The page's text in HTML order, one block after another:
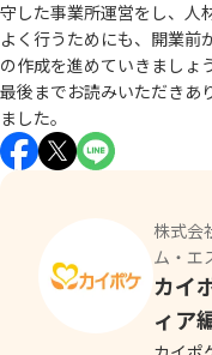
守した事業所運営をし、人
よく行うためにも、開業前
の作成を進めていきましょう
最後までお読みいただきあ
ました。
株式会
ム・エ
カイ
ィア